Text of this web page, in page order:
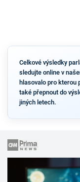
Celkové výsledky
sledujte online v
hlasovalo pro kterou
také přepnout do
jiných letech.